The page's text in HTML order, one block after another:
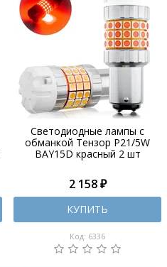
Светодиодные лампы с
обманкой Тензор P21/5W
BAY15D красный 2 шт
2 158 ₽
КУПИТЬ
Код: 6336